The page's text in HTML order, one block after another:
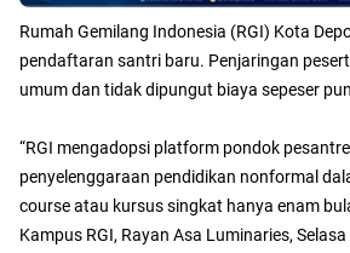
Rumah Gemilang Indonesia (RGI) Kota
pendaftaran santri baru. Penjaringan
umum dan tidak dipungut biaya sepeser
“RGI mengadopsi platform pondok
penyelenggaraan pendidikan nonformal
course atau kursus singkat hanya enam
Kampus RGI, Rayan Asa Luminaries,